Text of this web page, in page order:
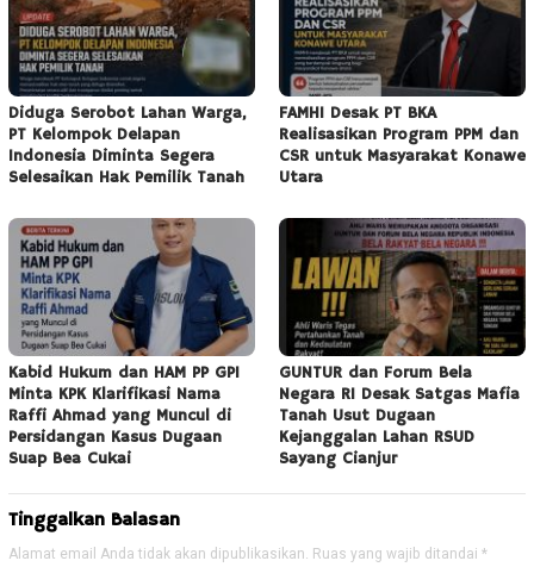
Diduga Serobot Lahan Warga,
PT Kelompok Delapan
Indonesia Diminta Segera
Selesaikan Hak Pemilik Tanah
FAMHI Desak PT BKA
Realisasikan Program PPM dan
CSR untuk Masyarakat Konawe
Utara
Kabid Hukum dan HAM PP GPI
Minta KPK Klarifikasi Nama
Raffi Ahmad yang Muncul di
Persidangan Kasus Dugaan
Suap Bea Cukai
GUNTUR dan Forum Bela
Negara RI Desak Satgas Mafia
Tanah Usut Dugaan
Kejanggalan Lahan RSUD
Sayang Cianjur
Tinggalkan Balasan
Alamat email Anda tidak akan dipublikasikan. Ruas yang wajib ditandai *